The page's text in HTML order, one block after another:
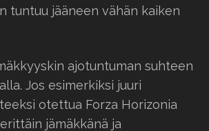
tuntuu jääneen vähän kaiken
ajotuntuman suhteen
Jos esimerkiksi juuri
otettua Forza Horizonia
jämäkkänä ja